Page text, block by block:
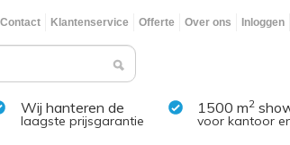
Contact Klantenservice Offerte Over ons Inloggen
Wij hanteren de
laagste prijsgarantie
1500 m2
voor kantoor